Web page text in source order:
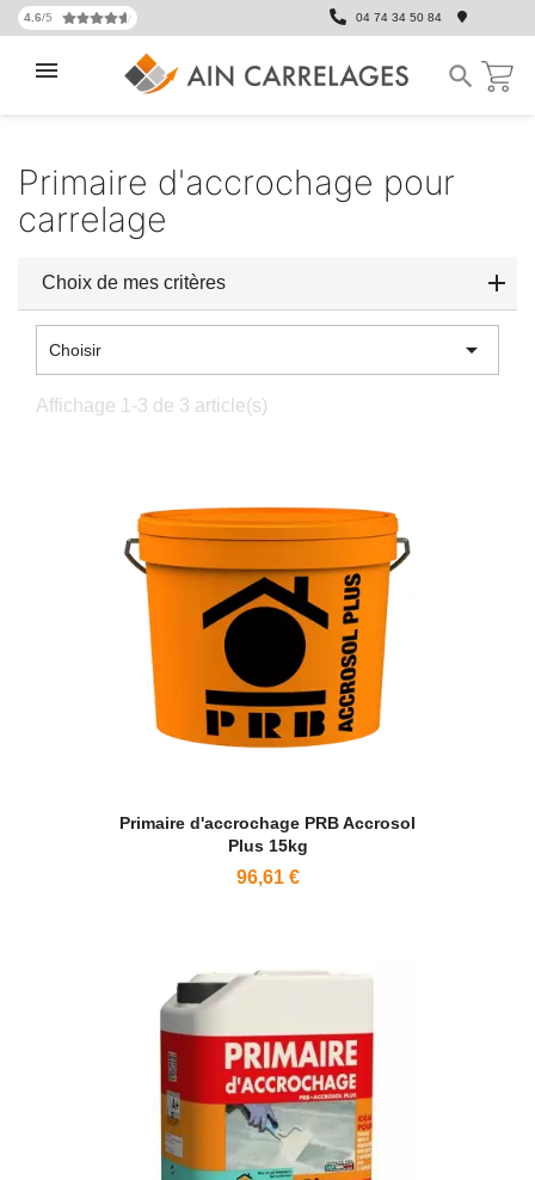
4.6/5 04 74 34 50 84

Primaire d'accrochage pour
carrelage
Choix de mes critères
Choisir 
Affichage 1-3 de 3 article(s)
Primaire d'accrochage PRB Accrosol
Plus 15kg
96,61 €